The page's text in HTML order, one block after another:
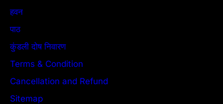
हवन
पाठ
कुंडली दोष निवारण
Terms & Condition
Cancellation and Refund
Sitemap